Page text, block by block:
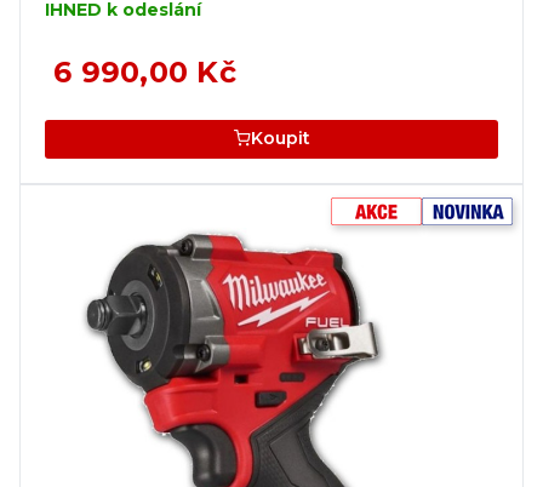
IHNED k odeslání
6 990,00 Kč
Koupit